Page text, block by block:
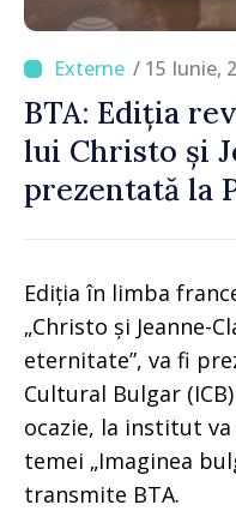
/ 15 Iunie,
BTA: Ediția
lui Christo și
prezentată la
Ediția în limba
„Christo și Jeanne-
eternitate”, va fi
Cultural Bulgar
ocazie, la institut va
temei „Imaginea
transmite BTA.